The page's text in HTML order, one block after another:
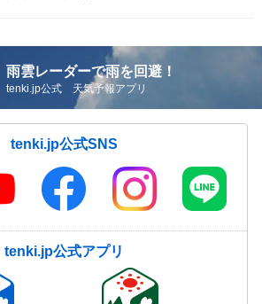
雨雲レーダーで雨を回避！
tenki.jp公式 天気予報アプリ
tenki.jp公式SNS
tenki.jp公式アプリ